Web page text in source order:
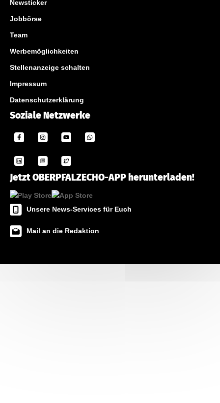
Newsticker
Jobbörse
Team
Werbemöglichkeiten
Stellenanzeige schalten
Impressum
Datenschutzerklärung
Soziale Netzwerke
Jetzt OBERPFALZECHO-APP herunterladen!
Unsere News-Services für Euch
Mail an die Redaktion